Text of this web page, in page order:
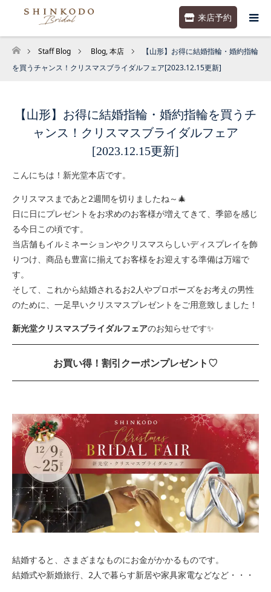
来店予約
ホーム
Staff Blog Blog,本店
【山形】お得に結婚指輪・婚約指輪
を買うチャンス！クリスマスブライダルフェア[2023.12.15更新]
【山形】お得に結婚指輪・婚約指輪を買うチ
ャンス！クリスマスブライダルフェア
[2023.12.15更新]
こんにちは！新光堂本店です。
クリスマスまであと2週間を切りましたね～🎄
日に日にプレゼントをお求めのお客様が増えてきて、季節を感じ
る今日この頃です。
当店舗もイルミネーションやクリスマスらしいディスプレイを飾
りつけ、商品も豊富に揃えてお客様をお迎えする準備は万端で
す。
そして、これから結婚されるお2人やプロポーズをお考えの男性
のために、一足早いクリスマスプレゼントをご用意致しました！
新光堂クリスマスブライダルフェアのお知らせです✨
お買い得！割引クーポンプレゼント♡
結婚すると、さまざまなものにお金がかかるものです。
結婚式や新婚旅行、2人で暮らす新居や家具家電などなど・・・